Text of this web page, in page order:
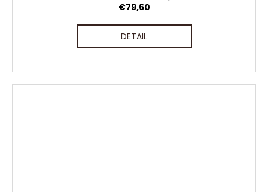
€79,60
DETAIL